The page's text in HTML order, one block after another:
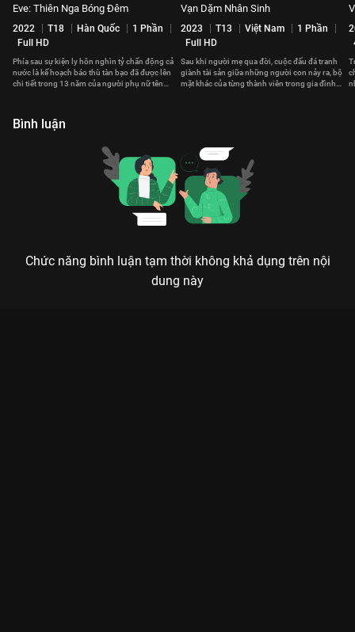
Eve: Thiên Nga Bóng Đêm
2022 T18 Hàn Quốc
1 Phần
Full HD
Phía sau sự kiện ly hôn nghìn tỷ chấn động cả
nước là kế hoạch báo thù tàn bạo đã được lên
chi tiết trong 13 năm của người phụ nữ tên
Vạn Dặm Nhân Sinh
2023 T13 Việt Nam
1 Phần
Full HD
Sau khi người mẹ qua đời, cuộc đấu đá tranh
giành tài sản giữa những người con nảy ra, bộ
mặt khác của từng thành viên trong gia đình
Bình luận
Chức năng bình luận tạm thời không khả dụng trên nội
dung này